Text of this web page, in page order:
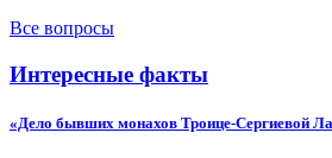
Все вопросы
Интересные факты
«Дело бывших монахов Троице-Сергиевой